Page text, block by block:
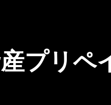
プリペ